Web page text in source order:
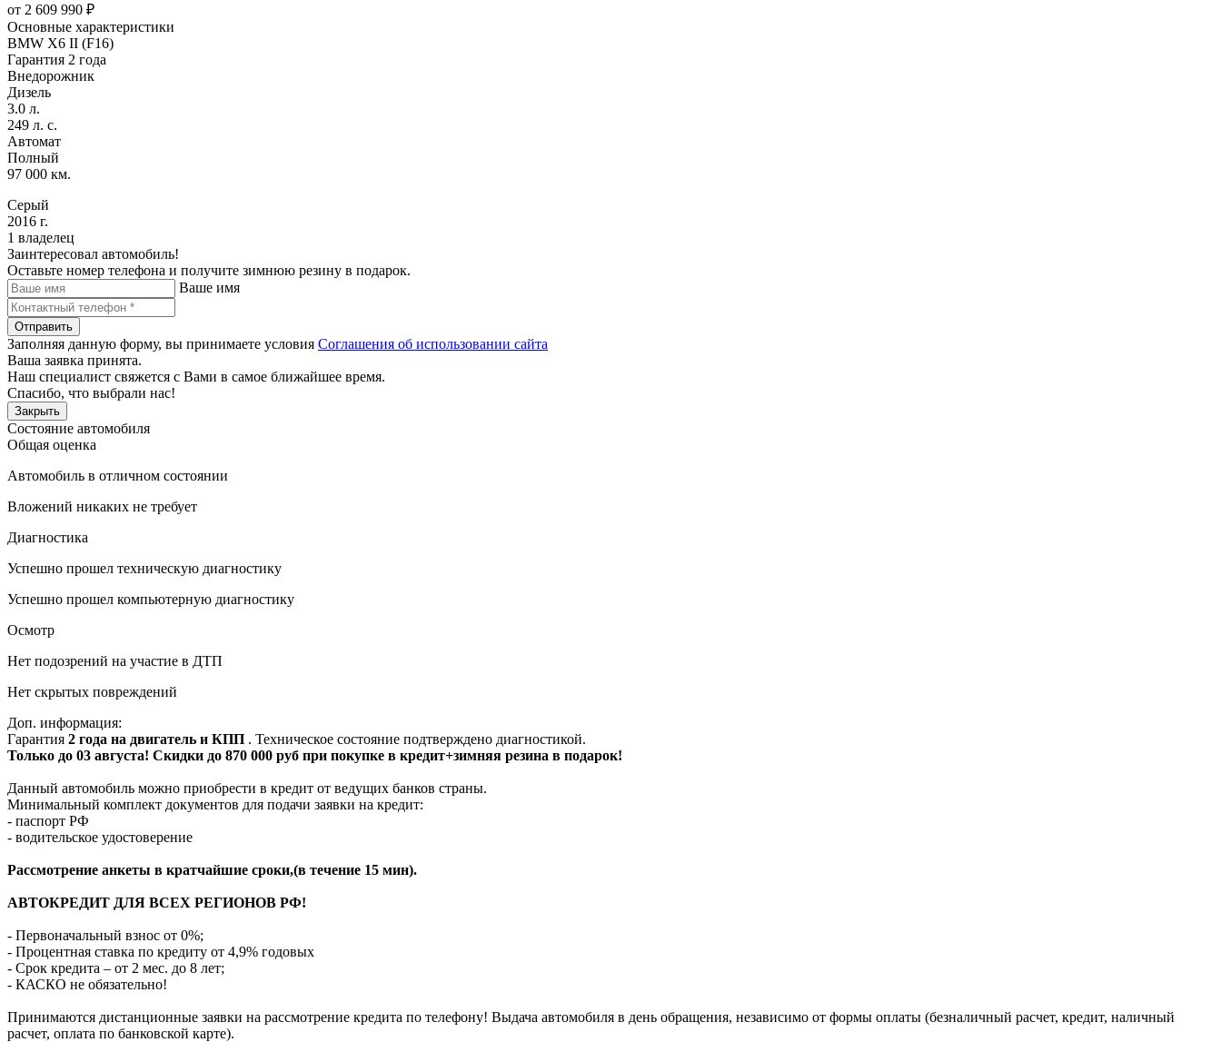
от 2 609 990 ₽
Основные характеристики
BMW X6 II (F16)
Гарантия 2 года
Внедорожник
Дизель
3.0 л.
249 л. с.
Автомат
Полный
97 000 км.
Серый
2016 г.
1 владелец
Заинтересовал автомобиль!
Оставьте номер телефона и получите зимнюю резину в подарок.
Ваше имя
Отправить
Заполняя данную форму, вы принимаете условия Соглашения об использовании сайта
Ваша заявка принята.
Наш специалист свяжется с Вами в самое ближайшее время.
Спасибо, что выбрали нас!
Закрыть
Состояние автомобиля
Общая оценка
Автомобиль в отличном состоянии
Вложений никаких не требует
Диагностика
Успешно прошел техническую диагностику
Успешно прошел компьютерную диагностику
Осмотр
Нет подозрений на участие в ДТП
Нет скрытых повреждений
Доп. информация:
Гарантия 2 года на двигатель и КПП . Техническое состояние подтверждено диагностикой.
Только до 03 августа! Скидки до 870 000 руб при покупке в кредит+зимняя резина в подарок!
Данный автомобиль можно приобрести в кредит от ведущих банков страны.
Минимальный комплект документов для подачи заявки на кредит:
- паспорт РФ
- водительское удостоверение
Рассмотрение анкеты в кратчайшие сроки,(в течение 15 мин).
АВТОКРЕДИТ ДЛЯ ВСЕХ РЕГИОНОВ РФ!
- Первоначальный взнос от 0%;
- Процентная ставка по кредиту от 4,9% годовых
- Срок кредита – от 2 мес. до 8 лет;
- КАСКО не обязательно!
Принимаются дистанционные заявки на рассмотрение кредита по телефону! Выдача автомобиля в день обращения, независимо от формы оплаты (безналичный расчет, кредит, наличный
расчет, оплата по банковской карте).